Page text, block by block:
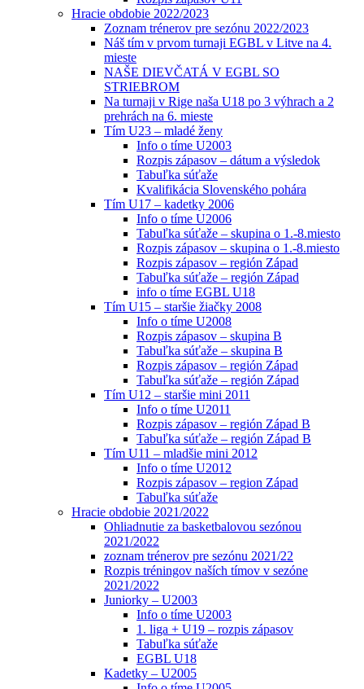
Hracie obdobie 2022/2023
Zoznam trénerov pre sezónu 2022/2023
Náš tím v prvom turnaji EGBL v Litve na 4.
mieste
NAŠE DIEVČATÁ V EGBL SO
STRIEBROM
Na turnaji v Rige naša U18 po 3 výhrach a 2
prehrách na 6. mieste
Tím U23 – mladé ženy
Info o tíme U2003
Rozpis zápasov – dátum a výsledok
Tabuľka súťaže
Kvalifikácia Slovenského pohára
Tím U17 – kadetky 2006
Info o tíme U2006
Tabuľka súťaže – skupina o 1.-8.miesto
Rozpis zápasov – skupina o 1.-8.miesto
Rozpis zápasov – región Západ
Tabuľka súťaže – región Západ
info o tíme EGBL U18
Tím U15 – staršie žiačky 2008
Info o tíme U2008
Rozpis zápasov – skupina B
Tabuľka súťaže – skupina B
Rozpis zápasov – región Západ
Tabuľka súťaže – región Západ
Tím U12 – staršie mini 2011
Info o tíme U2011
Rozpis zápasov – región Západ B
Tabuľka súťaže – región Západ B
Tím U11 – mladšie mini 2012
Info o tíme U2012
Rozpis zápasov – region Západ
Tabuľka súťaže
Hracie obdobie 2021/2022
Ohliadnutie za basketbalovou sezónou
2021/2022
zoznam trénerov pre sezónu 2021/22
Rozpis tréningov naších tímov v sezóne
2021/2022
Juniorky – U2003
Info o tíme U2003
1. liga + U19 – rozpis zápasov
Tabuľka súťaže
EGBL U18
Kadetky – U2005